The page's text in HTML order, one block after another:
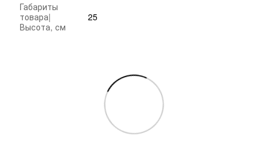
Габариты
товара|
Высота, см
25